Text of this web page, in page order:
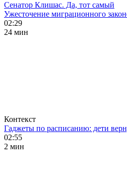
Сенатор Клишас. Да, тот самый
Ужесточение миграционного
02:29
24 мин
Контекст
Гаджеты по расписанию: дети
02:55
2 мин